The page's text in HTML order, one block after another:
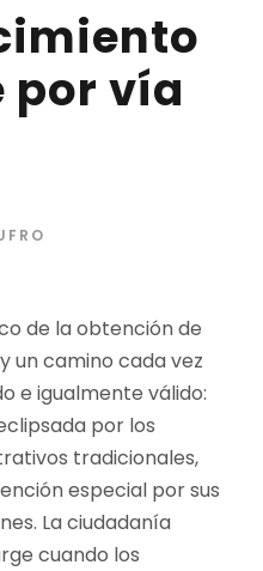
por vía
de la obtención de
un camino cada vez
e igualmente válido:
por los
tradicionales,
especial por sus
La ciudadanía
cuando los